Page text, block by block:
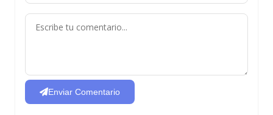
Enviar Comentario